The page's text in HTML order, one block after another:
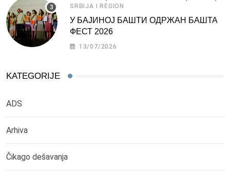
SRBIJA I REGION
У БАЈИНОЈ БАШТИ ОДРЖАН БАШТА
ФЕСТ 2026
13/07/2026
KATEGORIJE
ADS
Arhiva
Čikago dešavanja